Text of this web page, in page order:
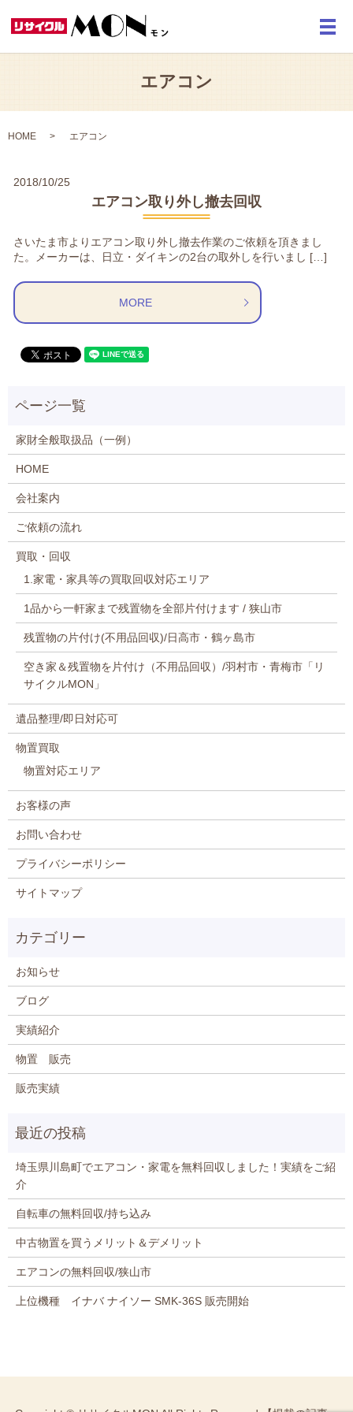
メ
エアコン
HOME エアコン
2018/10/25
エアコン取り外し撤去回収
さいたま市よりエアコン取り外し撤去作業のご依頼を頂きまし
た。メーカーは、日立・ダイキンの2台の取外しを行いまし […]
MORE
家財全般取扱品（一例）
HOME
会社案内
ご依頼の流れ
買取・回収
1.家電・家具等の買取回収対応エリア
1品から一軒家まで残置物を全部片付けます / 狭山市
残置物の片付け(不用品回収)/日高市・鶴ヶ島市
空き家＆残置物を片付け（不用品回収）/羽村市・青梅市「リ
サイクルMON」
遺品整理/即日対応可
物置買取
物置対応エリア
お客様の声
お問い合わせ
プライバシーポリシー
サイトマップ
お知らせ
ブログ
実績紹介
物置 販売
販売実績
埼玉県川島町でエアコン・家電を無料回収しました！実績をご紹
介
自転車の無料回収/持ち込み
中古物置を買うメリット＆デメリット
エアコンの無料回収/狭山市
上位機種 イナバ ナイソー SMK-36S 販売開始